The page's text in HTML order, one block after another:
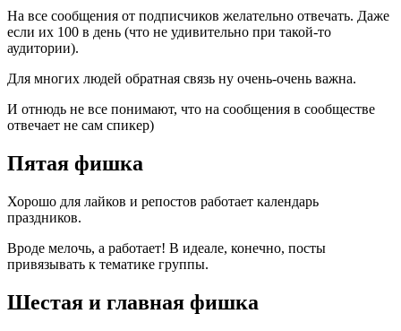
На все сообщения от подписчиков желательно отвечать. Даже
если их 100 в день (что не удивительно при такой-то
аудитории).
Для многих людей обратная связь ну очень-очень важна.
И отнюдь не все понимают, что на сообщения в сообществе
отвечает не сам спикер)
Пятая фишка
Хорошо для лайков и репостов работает календарь
праздников.
Вроде мелочь, а работает! В идеале, конечно, посты
привязывать к тематике группы.
Шестая и главная фишка